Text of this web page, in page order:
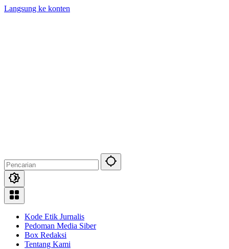
Langsung ke konten
Kode Etik Jurnalis
Pedoman Media Siber
Box Redaksi
Tentang Kami